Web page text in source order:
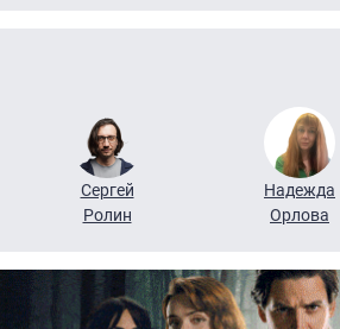
Сергей
Ролин
Надежда
Орлова